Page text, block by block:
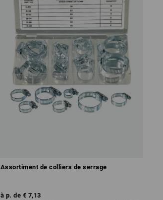
Assortiment de colliers de serrage
à p. de € 7,13